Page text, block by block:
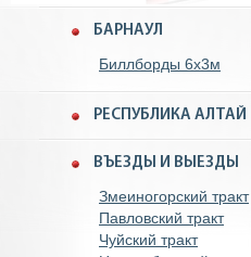
БАРНАУЛ
Биллборды 6x3м
РЕСПУБЛИКА АЛТАЙ
ВЪЕЗДЫ И ВЫЕЗДЫ
Змеиногорский тракт
Павловский тракт
Чуйский тракт